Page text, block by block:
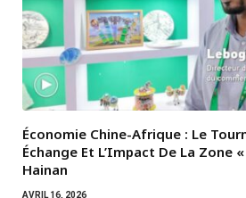
Économie Chine-Afrique : Le
Échange Et L’Impact De La Zone
Hainan
AVRIL 16, 2026